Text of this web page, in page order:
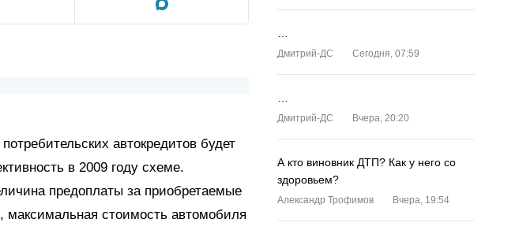
автокредитов будет
в 2009 году схеме.
предоплаты за приобретаемые
максимальная стоимость автомобиля
Дмитрий-ДС Сегодня, 07:59
Дмитрий-ДС Вчера, 20:20
А кто виновник ДТП? Как у него со
здоровьем?
Александр Трофимов Вчера, 19:54